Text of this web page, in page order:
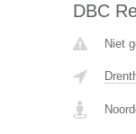
DBC
Niet